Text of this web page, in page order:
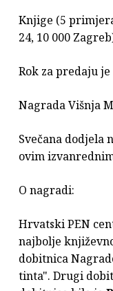
Knjige (5
24, 10 000
Rok za predaju je
Nagrada Višnja
Svečana dodjela
ovim
O nagradi:
Hrvatski PEN
najbolje
dobitnica
tinta". Drugi